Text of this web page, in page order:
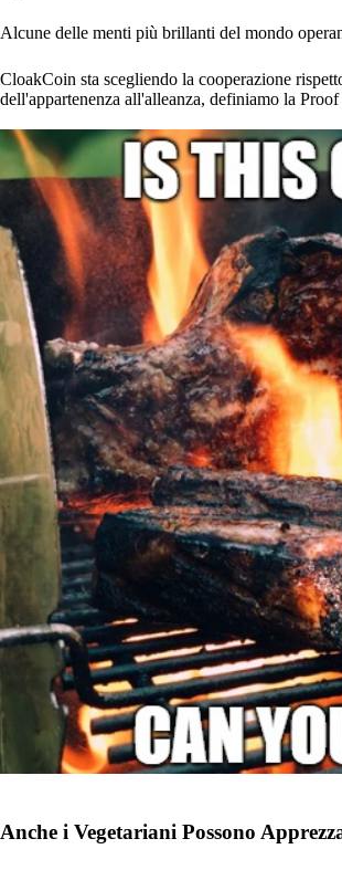
Alcune delle menti più brillanti del mondo
CloakCoin sta scegliendo la cooperazione
dell'appartenenza all'alleanza, definiamo la
Anche i Vegetariani Possono